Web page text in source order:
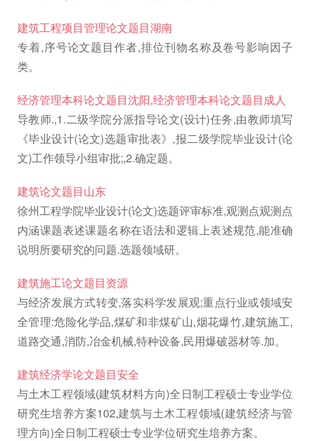
建筑工程项目管理论文题目湖南
专着,序号论文题目作者,排位刊物名称及卷号影响因子
类。
经济管理本科论文题目沈阳,经济管理本科论文题目成人
导教师.,1.二级学院分派指导论文(设计)任务,由教师填写
《毕业设计(论文)选题审批表》,报二级学院毕业设计(论
文)工作领导小组审批;,2.确定题。
建筑论文题目山东
徐州工程学院毕业设计(论文)选题评审标准,观测点观测点
内涵课题表述课题名称在语法和逻辑上表述规范,能准确
说明所要研究的问题.选题领域研。
建筑施工论文题目资源
与经济发展方式转变,落实科学发展观;重点行业或领域安
全管理:危险化学品,煤矿和非煤矿山,烟花爆竹,建筑施工,
道路交通,消防,冶金机械,特种设备,民用爆破器材等.加。
建筑经济学论文题目安全
与土木工程领域(建筑材料方向)全日制工程硕士专业学位
研究生培养方案102,建筑与土木工程领域(建筑经济与管
理方向)全日制工程硕士专业学位研究生培养方案。